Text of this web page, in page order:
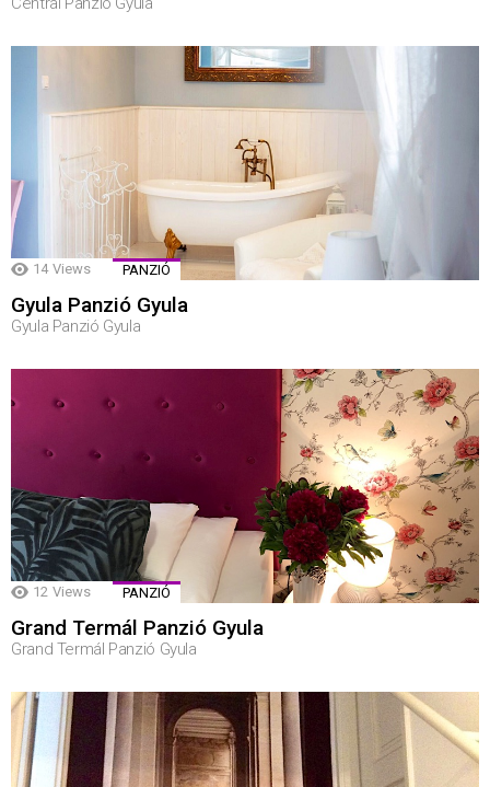
14 Views PANZIÓ
Gyula Panzió Gyula
Gyula Panzió Gyula
12 Views PANZIÓ
Grand Termál Panzió Gyula
Grand Termál Panzió Gyula